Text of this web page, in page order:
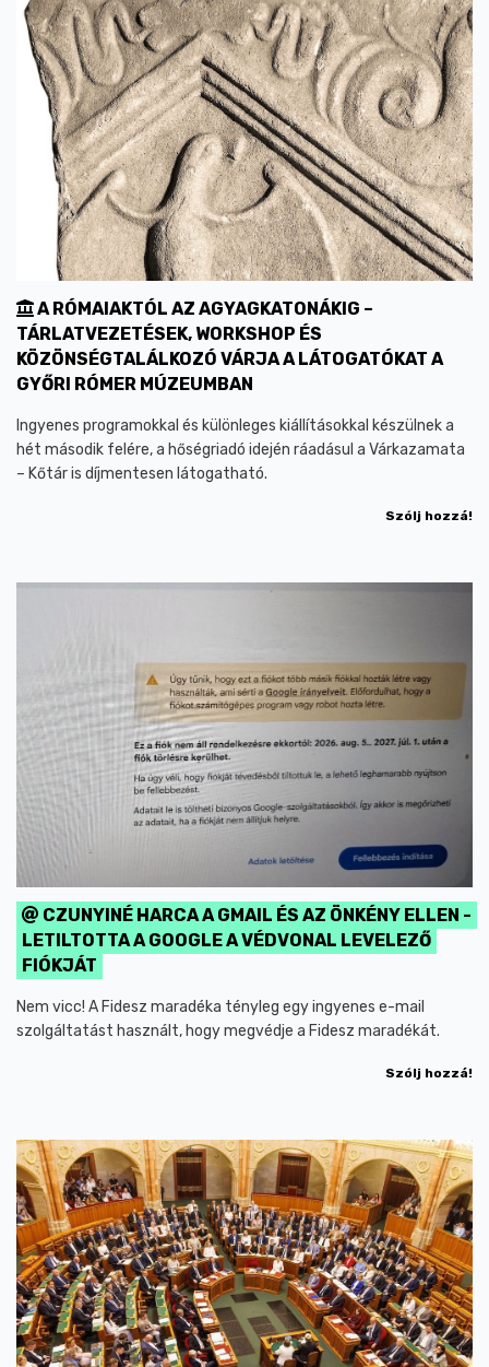
A RÓMAIAKTÓL AZ AGYAGKATONÁKIG –
TÁRLATVEZETÉSEK, WORKSHOP ÉS
KÖZÖNSÉGTALÁLKOZÓ VÁRJA A LÁTOGATÓKAT A
GYŐRI RÓMER MÚZEUMBAN
Ingyenes programokkal és különleges kiállításokkal készülnek a
hét második felére, a hőségriadó idején ráadásul a Várkazamata
– Kőtár is díjmentesen látogatható.
Szólj hozzá!
CZUNYINÉ HARCA A GMAIL ÉS AZ ÖNKÉNY ELLEN -
LETILTOTTA A GOOGLE A VÉDVONAL LEVELEZŐ
FIÓKJÁT
Nem vicc! A Fidesz maradéka tényleg egy ingyenes e-mail
szolgáltatást használt, hogy megvédje a Fidesz maradékát.
Szólj hozzá!